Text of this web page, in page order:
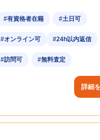
#有資格者在籍 #土日可
#オンライン可 #24h以内返信
#訪問可 #無料査定
詳細